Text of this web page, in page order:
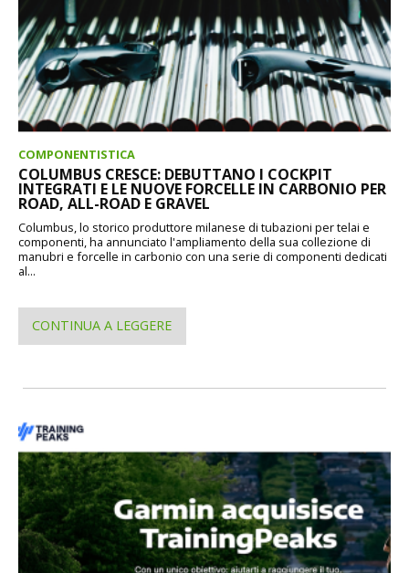
COMPONENTISTICA
COLUMBUS CRESCE: DEBUTTANO I COCKPIT
INTEGRATI E LE NUOVE FORCELLE IN CARBONIO PER
ROAD, ALL-ROAD E GRAVEL
Columbus, lo storico produttore milanese di tubazioni per telai e
componenti, ha annunciato l'ampliamento della sua collezione di
manubri e forcelle in carbonio con una serie di componenti dedicati
al...
CONTINUA A LEGGERE